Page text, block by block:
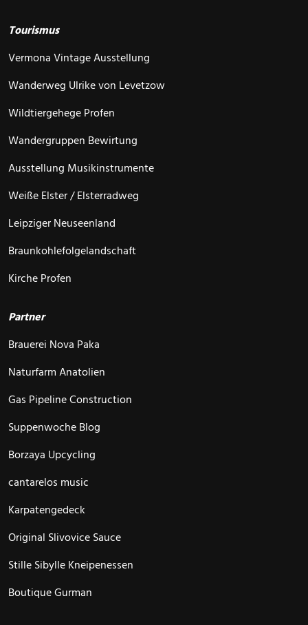
Tourismus
Vermona Vintage Ausstellung
Wanderweg Ulrike von Levetzow
Wildtiergehege Profen
Wandergruppen Bewirtung
Ausstellung Musikinstrumente
Weiße Elster / Elsterradweg
Leipziger Neuseenland
Braunkohlefolgelandschaft
Kirche Profen
Partner
Brauerei Nova Paka
Naturfarm Anatolien
Gas Pipeline Construction
Suppenwoche Blog
Borzaya Upcycling
cantarelos music
Karpatengedeck
Original Slivovice Sauce
Stille Sibylle Kneipenessen
Boutique Gurman